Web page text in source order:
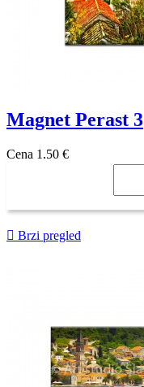
Magnet Perast 3
Cena 1,50 €
 Brzi pregled